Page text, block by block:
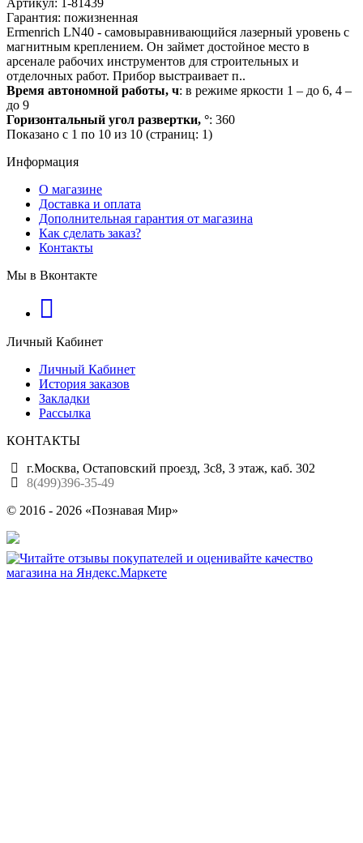
Гарантия: пожизненная
Ermenrich LN40 - самовыравнивающийся лазерный уровень с
магнитным креплением. Он займет достойное место в
арсенале рабочих инструментов для строительных и
отделочных работ. Прибор выстраивает п..
Время автономной работы, ч: в режиме яркости 1 – до 6, 4 –
до 9
Горизонтальный угол развертки, °: 360
Показано с 1 по 10 из 10 (страниц: 1)
Информация
О магазине
Доставка и оплата
Дополнительная гарантия от магазина
Как сделать заказ?
Контакты
Мы в Вконтакте
Личный Кабинет
Личный Кабинет
История заказов
Закладки
Рассылка
КОНТАКТЫ
г.Москва, Остаповский проезд, 3с8, 3 этаж, каб. 302
8(499)396-35-49
© 2016 - 2026 «Познавая Мир»